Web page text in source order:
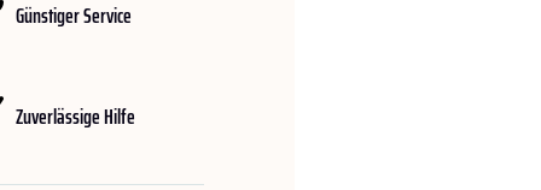
Günstiger Service
Zuverlässige Hilfe